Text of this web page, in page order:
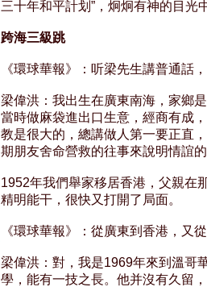
三十年和平計划”，炯炯有神的目
跨海三級跳
《環球華報》：听梁先生講普通話
梁偉洪：我出生在廣東南海，家鄉
當時做麻袋進出口生意，經商有成
教是很大的，總講做人第一要正直
期朋友舍命營救的往事來說明情誼
1952年我們舉家移居香港，父親在
精明能干，很快又打開了局面。
《環球華報》：從廣東到香港，又
梁偉洪：對，我是1969年來到溫哥
學，能有一技之長。他并沒有久留